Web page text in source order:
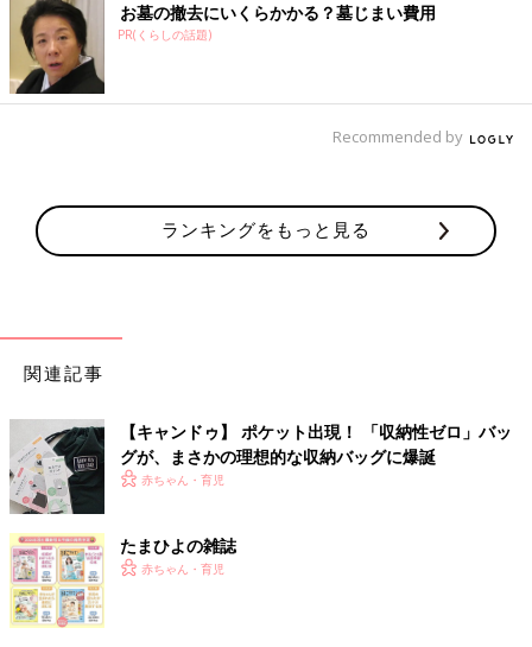
入りです。
お墓の撤去にいくらかかる？墓じまい費用
PR(くらしの話題)
Recommended by
ランキングをもっと見る
関連記事
【キャンドゥ】 ポケット出現！ 「収納性ゼロ」バッ
グが、まさかの理想的な収納バッグに爆誕
赤ちゃん・育児
たまひよの雑誌
赤ちゃん・育児